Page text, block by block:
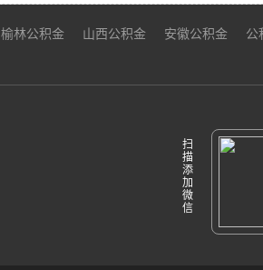
榆林公积金 山西公积金 安徽公积金
公
扫
描
添
加
微
信